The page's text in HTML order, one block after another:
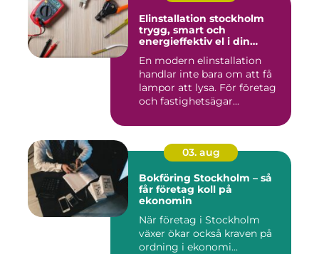
Elinstallation stockholm
trygg, smart och
energieffektiv el i din
En modern elinstallation
handlar inte bara om att få
lampor att lysa. För företag
och fastighetsägar...
03. aug
Bokföring Stockholm – så
får företag koll på
ekonomin
När företag i Stockholm
växer ökar också kraven på
ordning i ekonomi...